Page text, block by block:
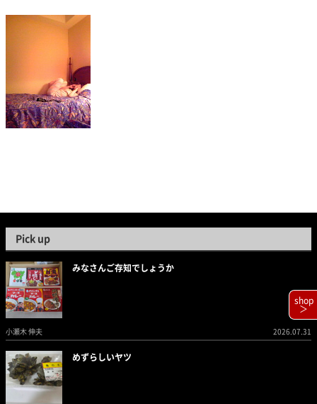
Pick up
みなさんご存知でしょうか
小瀬木 伸夫 2026.07.31
めずらしいヤツ
shop
＞